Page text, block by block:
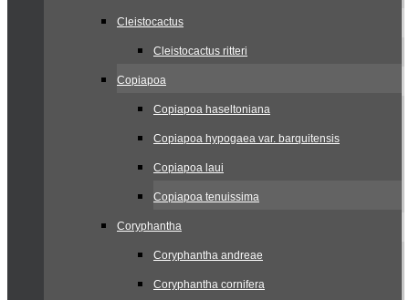
Cleistocactus
Cleistocactus ritteri
Copiapoa
Copiapoa haseltoniana
Copiapoa hypogaea var. barquitensis
Copiapoa laui
Copiapoa tenuissima
Coryphantha
Coryphantha andreae
Coryphantha cornifera